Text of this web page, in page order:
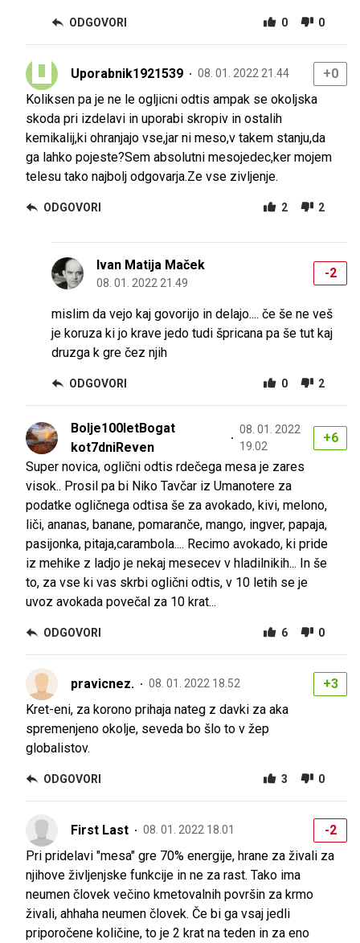
ODGOVORI 0 0
Uporabnik1921539 08. 01. 2022 21.44
+0
Koliksen pa je ne le ogljicni odtis ampak se okoljska
skoda pri izdelavi in uporabi skropiv in ostalih
kemikalij,ki ohranjajo vse,jar ni meso,v takem stanju,da
ga lahko pojeste?Sem absolutni mesojedec,ker mojem
telesu tako najbolj odgovarja.Ze vse zivljenje.
ODGOVORI 2 2
Ivan Matija Maček
08. 01. 2022 21.49
-2
mislim da vejo kaj govorijo in delajo.... če še ne veš
je koruza ki jo krave jedo tudi špricana pa še tut kaj
druzga k gre čez njih
ODGOVORI 0 2
Bolje100letBogat
kot7dniReven
08. 01. 2022
19.02
+6
Super novica, oglični odtis rdečega mesa je zares
visok.. Prosil pa bi Niko Tavčar iz Umanotere za
podatke ogličnega odtisa še za avokado, kivi, melono,
liči, ananas, banane, pomaranče, mango, ingver, papaja,
pasijonka, pitaja,carambola.... Recimo avokado, ki pride
iz mehike z ladjo je nekaj mesecev v hladilnikih... In še
to, za vse ki vas skrbi oglični odtis, v 10 letih se je
uvoz avokada povečal za 10 krat...
ODGOVORI 6 0
pravicnez. 08. 01. 2022 18.52
+3
Kret-eni, za korono prihaja nateg z davki za aka
spremenjeno okolje, seveda bo šlo to v žep
globalistov.
ODGOVORI 3 0
First Last 08. 01. 2022 18.01
-2
Pri pridelavi "mesa" gre 70% energije, hrane za živali za
njihove življenjske funkcije in ne za rast. Tako ima
neumen človek večino kmetovalnih površin za krmo
živali, ahhaha neumen človek. Če bi ga vsaj jedli
priporočene količine, to je 2 krat na teden in za eno